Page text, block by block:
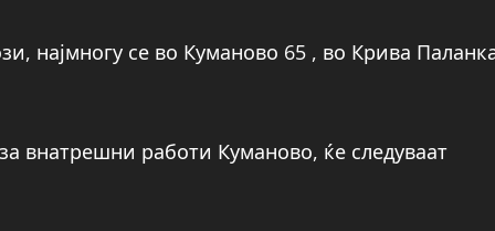
најмногу се во Куманово 65 , во Крива
внатрешни работи Куманово, ќе следуваат